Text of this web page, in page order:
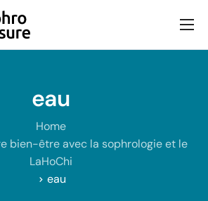
eau
Home
bien-être avec la sophrologie et le
LaHoChi
eau